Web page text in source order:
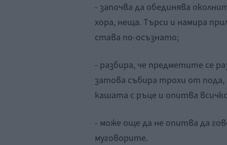
- започва да обединява
хора, неща. Търси и намира
става по-осъзнато;
- разбира, че предметите се
затова събира трохи от
кашата с ръце и опитва
- може още да не опитва да
муговорите.